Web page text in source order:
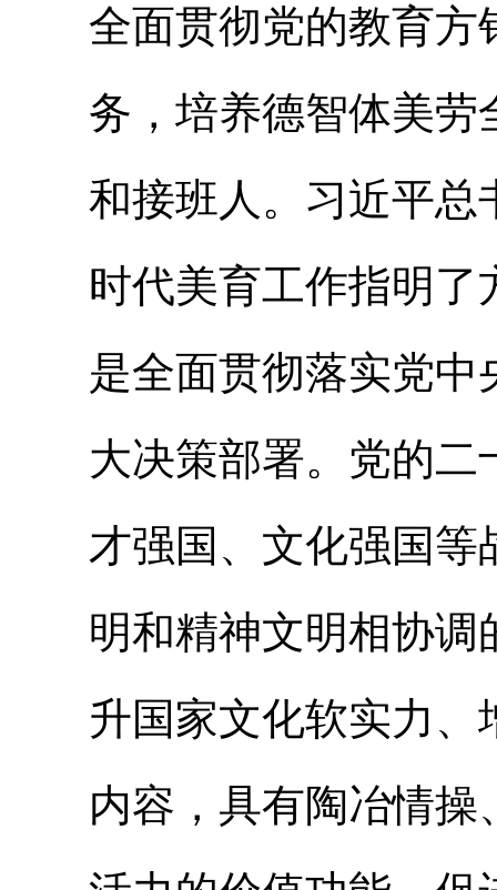
全面贯彻党的教育方
务，培养德智体美劳
和接班人。习近平总
时代美育工作指明
是全面贯彻落实党
大决策部署。党的
才强国、文化强国
明和精神文明相协
升国家文化软实力
内容，具有陶冶情